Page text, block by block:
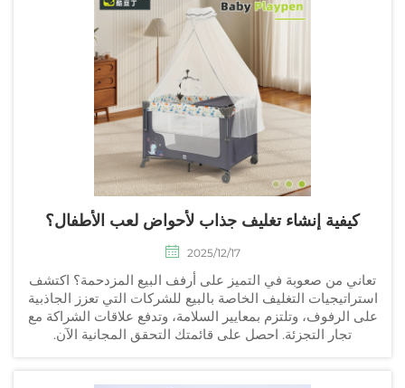
كيفية إنشاء تغليف جذاب لأحواض لعب الأطفال؟
2025/12/17
تعاني من صعوبة في التميز على أرفف البيع المزدحمة؟ اكتشف
استراتيجيات التغليف الخاصة بالبيع للشركات التي تعزز الجاذبية
على الرفوف، وتلتزم بمعايير السلامة، وتدفع علاقات الشراكة مع
تجار التجزئة. احصل على قائمتك التحقق المجانية الآن.